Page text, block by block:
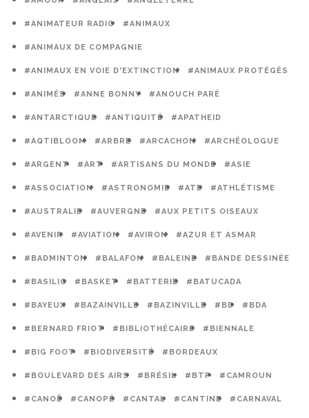
#ANIMATEUR RADIO #ANIMAUX
#ANIMAUX DE COMPAGNIE
#ANIMAUX EN VOIE D'EXTINCTION #ANIMAUX PROTÉGÉS
#ANIMÉS #ANNE BONNY #ANOUCH PARÉ
#ANTARCTIQUE #ANTIQUITÉ #APATHEID
#AQTIBLOOM #ARBRE #ARCACHON #ARCHÉOLOGUE
#ARGENT #ART #ARTISANS DU MONDE #ASIE
#ASSOCIATION #ASTRONOMIE #ATE #ATHLÉTISME
#AUSTRALIE #AUVERGNE #AUX PETITS OISEAUX
#AVENIR #AVIATION #AVIRON #AZUR ET ASMAR
#BADMINTON #BALAFON #BALEINE #BANDE DESSINÉE
#BASILIC #BASKET #BATTERIE #BATUCADA
#BAYEUX #BAZAINVILLE #BAZINVILLE #BD #BDA
#BERNARD FRIOT #BIBLIOTHÉCAIRE #BIENNALE
#BIG FOOT #BIODIVERSITÉ #BORDEAUX
#BOULEVARD DES AIRS #BRÉSIL #BTP #CAMROUN
#CANOË #CANOPÉ #CANTAL #CANTINE #CARNAVAL